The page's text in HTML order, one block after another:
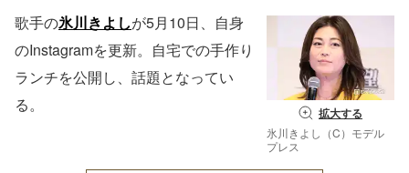
拡大する
氷川きよし（C）モデル
プレス
歌手の氷川きよしが5月10日、自身
のInstagramを更新。自宅での手作り
ランチを公開し、話題となってい
る。